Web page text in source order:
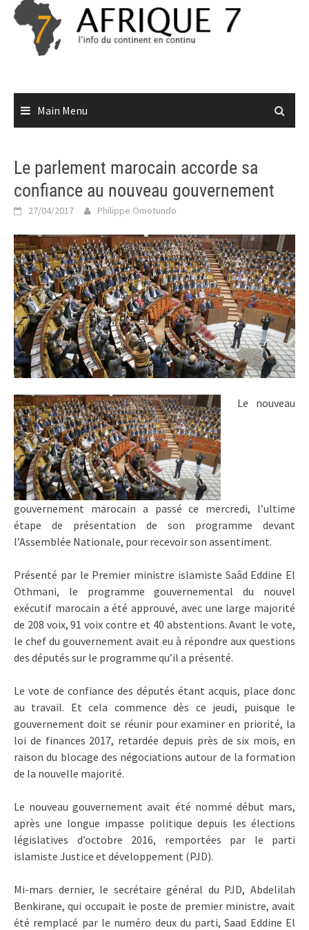
Skip
content
Main Menu
Le parlement marocain accorde sa
confiance au nouveau gouvernement
27/04/2017 Philippe Omotundo
Le nouveau
gouvernement marocain a passé ce mercredi, l’ultime
étape de présentation de son programme devant
l’Assemblée Nationale, pour recevoir son assentiment.
Présenté par le Premier ministre islamiste Saâd Eddine El
Othmani, le programme gouvernemental du nouvel
exécutif marocain a été approuvé, avec une large majorité
de 208 voix, 91 voix contre et 40 abstentions. Avant le vote,
le chef du gouvernement avait eu à répondre aux questions
des députés sur le programme qu’il a présenté.
Le vote de confiance des députés étant acquis, place donc
au travail. Et cela commence dès ce jeudi, puisque le
gouvernement doit se réunir pour examiner en priorité, la
loi de finances 2017, retardée depuis près de six mois, en
raison du blocage des négociations autour de la formation
de la nouvelle majorité.
Le nouveau gouvernement avait été nommé début mars,
après une longue impasse politique depuis les élections
législatives d’octobre 2016, remportées par le parti
islamiste Justice et développement (PJD).
Mi-mars dernier, le secrétaire général du PJD, Abdelilah
Benkirane, qui occupait le poste de premier ministre, avait
été remplacé par le numéro deux du parti, Saad Eddine El